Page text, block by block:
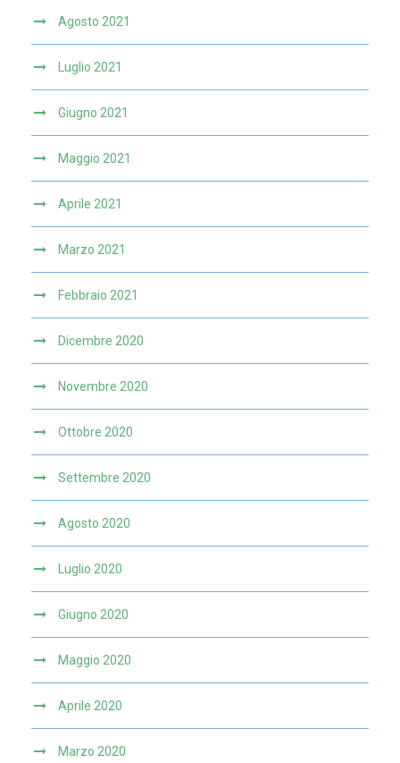
Agosto 2021
Luglio 2021
Giugno 2021
Maggio 2021
Aprile 2021
Marzo 2021
Febbraio 2021
Dicembre 2020
Novembre 2020
Ottobre 2020
Settembre 2020
Agosto 2020
Luglio 2020
Giugno 2020
Maggio 2020
Aprile 2020
Marzo 2020